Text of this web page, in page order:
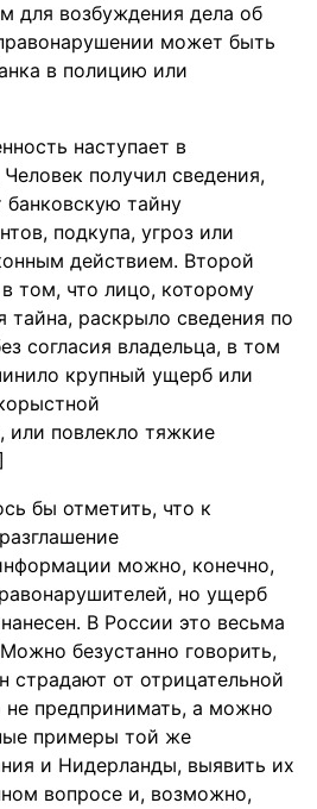
для возбуждения дела об
может быть
в полицию или
наступает в
получил сведения,
тайну
подкупа, угроз или
действием. Второй
том, что лицо, которому
тайна, раскрыло сведения по
согласия владельца, в том
крупный ущерб или
или повлекло тяжкие
бы отметить, что к
можно, конечно,
но ущерб
В России это весьма
безустанно говорить,
страдают от отрицательной
не предпринимать, а можно
примеры той же
и Нидерланды, выявить их
вопросе и, возможно,